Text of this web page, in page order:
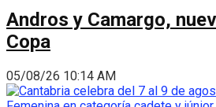
Andros y Camargo,
Copa
05/08/26 10:14 AM